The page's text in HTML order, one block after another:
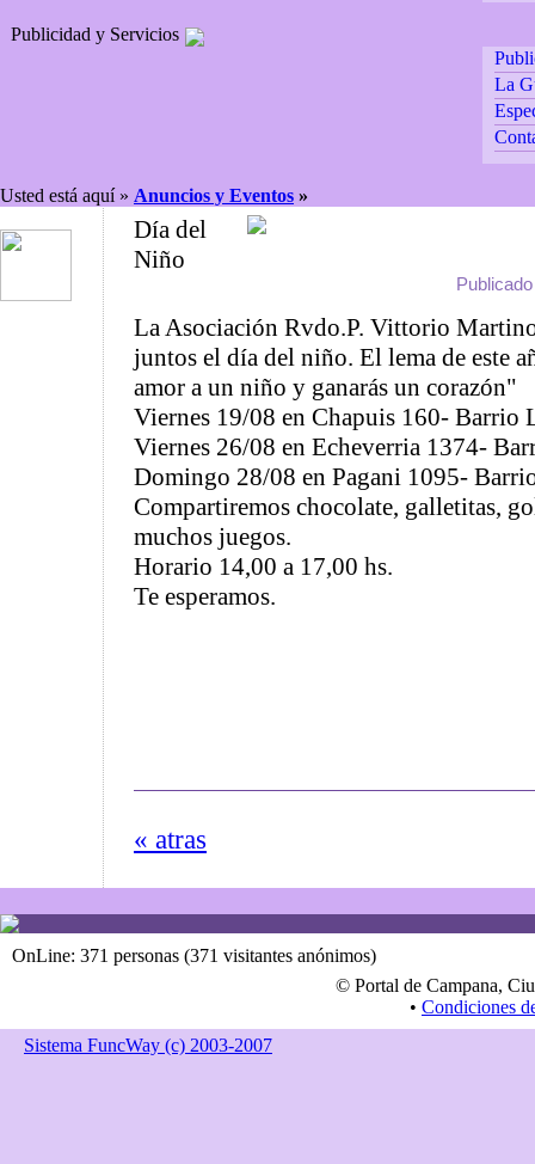
Publicidad y Servicios
La
Usted está aquí » Anuncios y Eventos »
Día del
Niño
La Asociación Rvdo.P. Vittorio
juntos el día del niño. El lema de este
amor a un niño y ganarás un corazón"
Viernes 19/08 en Chapuis 160- Barrio
Viernes 26/08 en Echeverria 1374-
Domingo 28/08 en Pagani 1095-
Compartiremos chocolate, galletitas,
muchos juegos.
Horario 14,00 a 17,00 hs.
Te esperamos.
« atras
OnLine: 371 personas (371 visitantes anónimos)
© Portal de Campana,
• Condiciones
Sistema FuncWay (c) 2003-2007